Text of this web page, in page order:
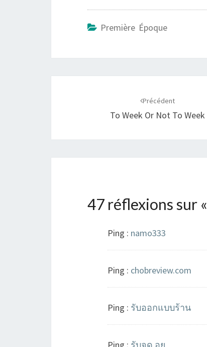
Première Époque
Précédent
To Week Or Not To Week
47 réflexions sur «
Ping : namo333
Ping : chobreview.com
Ping : รับออกแบบร้าน